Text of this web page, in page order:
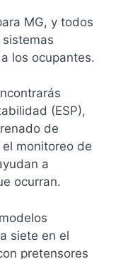
MG, y todos
los ocupantes.
(ESP),
de
monitoreo de
a
ocurran.
siete en el
pretensores